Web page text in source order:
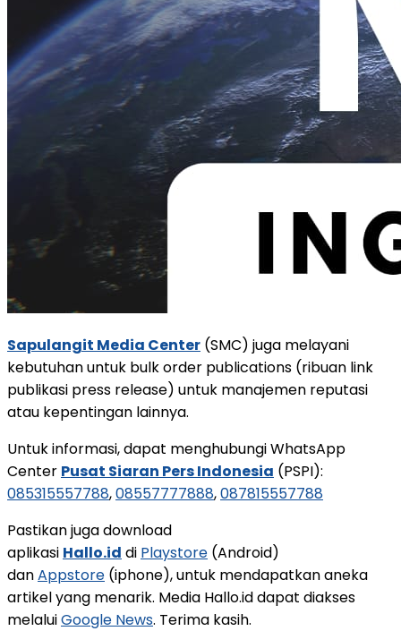
Sapulangit Media Center (SMC) juga melayani
kebutuhan untuk bulk order publications (ribuan link
publikasi press release) untuk manajemen reputasi
atau kepentingan lainnya.
Untuk informasi, dapat menghubungi WhatsApp
Center Pusat Siaran Pers Indonesia (PSPI):
085315557788,08557777888,087815557788
Pastikan juga download
aplikasi Hallo.id di Playstore (Android)
danAppstore (iphone), untuk mendapatkan aneka
artikel yang menarik. Media Hallo.id dapat diakses
melaluiGoogle News. Terima kasih.